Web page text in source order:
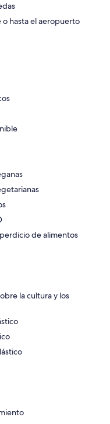
hasta el aeropuerto
de alimentos
la cultura y los